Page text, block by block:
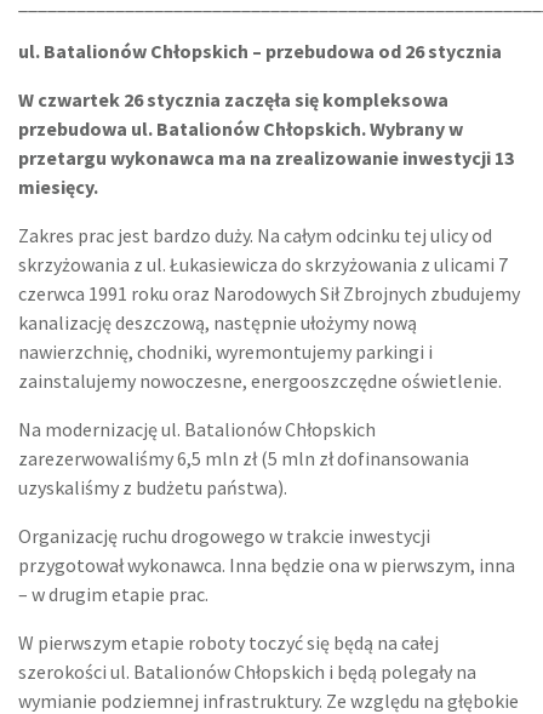
ul. Batalionów Chłopskich – przebudowa od 26 stycznia
W czwartek 26 stycznia zaczęła się kompleksowa
przebudowa ul. Batalionów Chłopskich. Wybrany w
przetargu wykonawca ma na zrealizowanie inwestycji 13
miesięcy.
Zakres prac jest bardzo duży. Na całym odcinku tej ulicy od
skrzyżowania z ul. Łukasiewicza do skrzyżowania z ulicami 7
czerwca 1991 roku oraz Narodowych Sił Zbrojnych zbudujemy
kanalizację deszczową, następnie ułożymy nową
nawierzchnię, chodniki, wyremontujemy parkingi i
zainstalujemy nowoczesne, energooszczędne oświetlenie.
Na modernizację ul. Batalionów Chłopskich
zarezerwowaliśmy 6,5 mln zł (5 mln zł dofinansowania
uzyskaliśmy z budżetu państwa).
Organizację ruchu drogowego w trakcie inwestycji
przygotował wykonawca. Inna będzie ona w pierwszym, inna
– w drugim etapie prac.
W pierwszym etapie roboty toczyć się będą na całej
szerokości ul. Batalionów Chłopskich i będą polegały na
wymianie podziemnej infrastruktury. Ze względu na głębokie